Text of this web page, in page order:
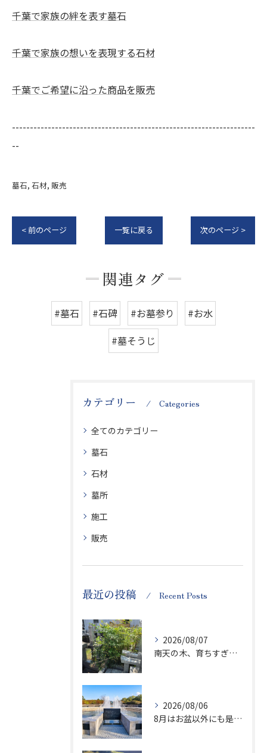
千葉で家族の絆を表す墓石
千葉で家族の想いを表現する石材
千葉でご希望に沿った商品を販売
--------------------------------------------------------------------
--
墓石 石材 販売
< 前のページ 一覧に戻る 次のページ >
関連タグ
#墓石 #石碑 #お墓参り
#お水
#墓そうじ
カテゴリー Categories
全てのカテゴリー
墓石
石材
墓所
施工
販売
最近の投稿 Recent Posts
2026/08/07
南天の木、育ちすぎます…笑
2026/08/06
8月はお盆以外にも是非ご供養の気持ちを！